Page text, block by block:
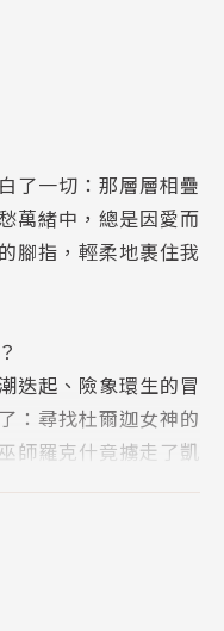
了一切：那層層相疊
萬緒中，總是因愛而
腳指，輕柔地裹住我
迭起、險象環生的冒
：尋找杜爾迦女神的
師羅克什竟擄走了凱
了達成目的，凱西也
一場與時間競賽的賽
誠受到一次次的試